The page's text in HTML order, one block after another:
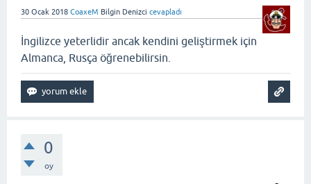
30 Ocak 2018 CoaxeM Bilgin Denizci cevapladı
İngilizce yeterlidir ancak kendini geliştirmek için
Almanca, Rusça öğrenebilirsin.
0
oy